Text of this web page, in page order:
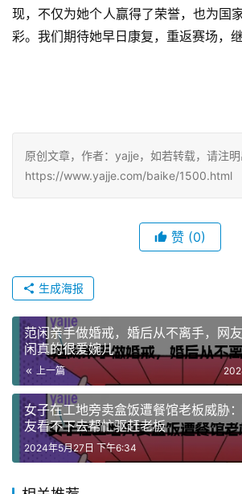
现，不仅为她个人赢得了荣誉，也为国
彩。我们期待她早日康复，重返赛场，继
原创文章，作者：yajje，如若转载，请注明
https://www.yajje.com/baike/1500.html
赞 (0)
生成海报
范闲亲手做婚戒，婚后从不离手，网
闲真的很爱婉儿
上一篇
女子在工地旁卖盒饭遭餐馆老板威胁
友看不下去帮忙驱赶老板
2024年5月27日 下午6:34